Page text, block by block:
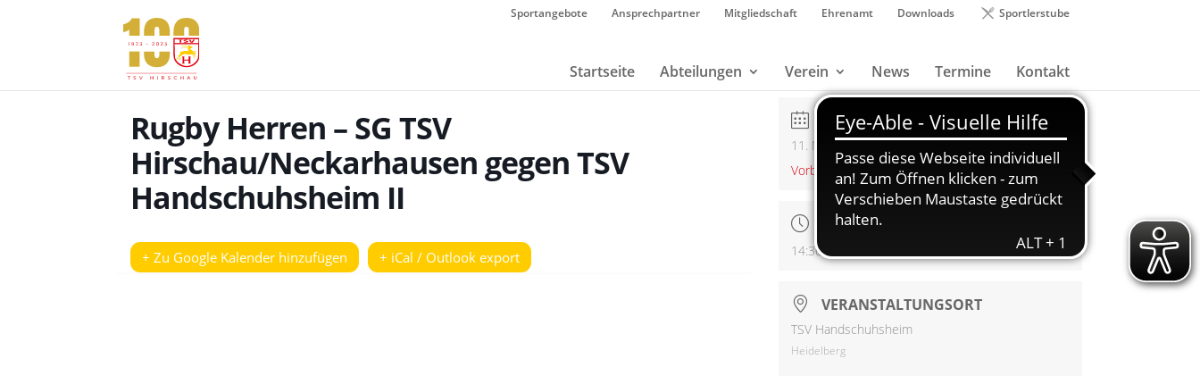
Sportangebote Ansprechpartner Mitgliedschaft Ehrenamt Downloads Sportlerstube
Startseite Abteilungen Verein News Termine Kontakt
Rugby Herren – SG TSV
Hirschau/Neckarhausen gegen TSV
Handschuhsheim II
+ Zu Google Kalender hinzufügen + iCal / Outlook export
DATUM
11. November 2023
Vorbei!
UHRZEIT
14:30 - 16:30
VERANSTALTUNGSORT
TSV Handschuhsheim
Heidelberg